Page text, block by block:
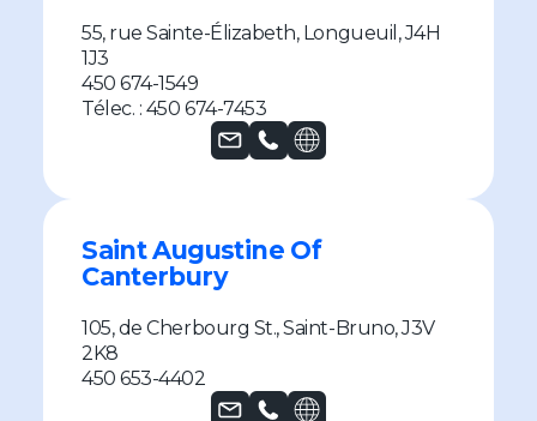
55, rue Sainte-Élizabeth, Longueuil, J4H
1J3
450 674-1549
Télec. : 450 674-7453
Saint Augustine Of
Canterbury
105, de Cherbourg St., Saint-Bruno, J3V
2K8
450 653-4402